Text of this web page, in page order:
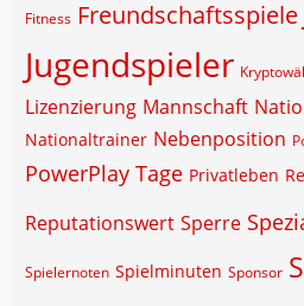
Fitness Freundschaftsspiele
Jugendspieler
Lizenzierung Mannschaft
Nationaltrainer Nebenposition
PowerPlay Tage Privatleben
Reputationswert Sperre
Spielernoten Spielminuten Sponsor